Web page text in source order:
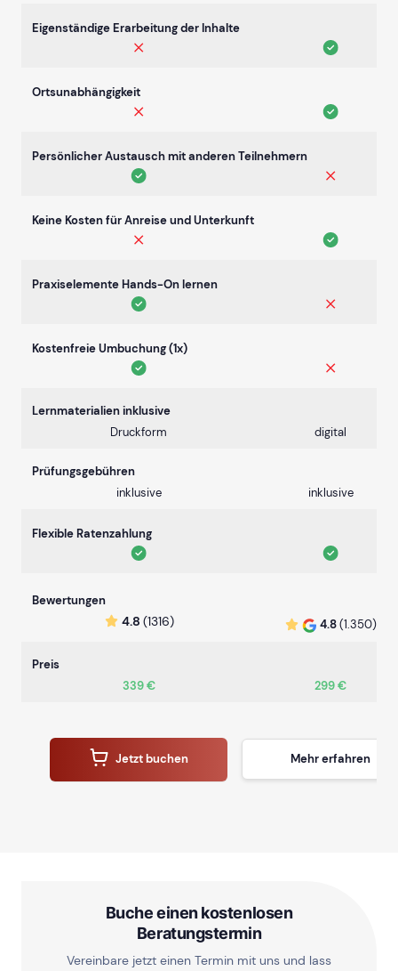
Eigenständige Erarbeitung der Inhalte
Ortsunabhängigkeit
Persönlicher Austausch mit anderen Teilnehmern
Keine Kosten für Anreise und Unterkunft
Praxiselemente Hands-On lernen
Kostenfreie Umbuchung (1x)
Lernmaterialien inklusive
Druckform
digital
Prüfungsgebühren
inklusive
inklusive
Flexible Ratenzahlung
Bewertungen
4.8 (1316) 4.8(1.350)
Preis
339 €
299 €
Jetzt buchen Mehr erfahren
Buche einen kostenlosen
Beratungstermin
Vereinbare jetzt einen Termin mit uns und lass